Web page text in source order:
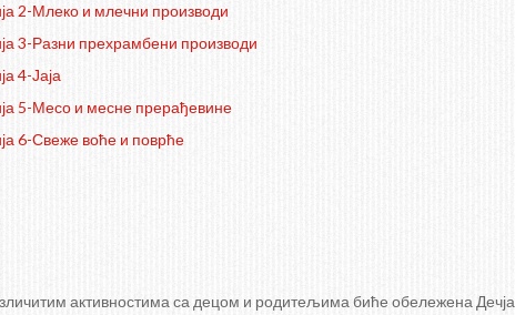
2-Млеко и млечни производи
3-Разни прехрамбени производи
4-Јаја
5-Месо и месне прерађевине
6-Свеже воће и поврће
активностима са децом и родитељима биће обележена Дечја